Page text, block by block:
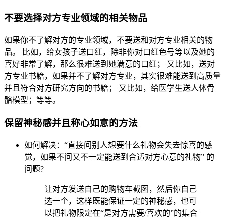
不要选择对方专业领域的相关物品
如果你不了解对方的专业领域，不要送和对方专业相关的物
品。 比如，给女孩子送口红，除非你对口红色号等以及她的
喜好非常了解，那么很难送到她满意的口红； 又比如，送对
方专业书籍，如果并不了解对方专业，其实很难能送到高质量
并且符合对方研究方向的书籍； 又比如，给医学生送人体骨
骼模型；等等。
保留神秘感并且称心如意的方法
如何解决：“直接问别人想要什么礼物会失去惊喜的感
觉，如果不问又不一定能送到合适对方心意的礼物” 的
问题?
让对方发送自己的购物车截图，然后你自己
选一个，这样既能保证一定的神秘感，也可
以把礼物限定在“是对方需要/喜欢的”的集合